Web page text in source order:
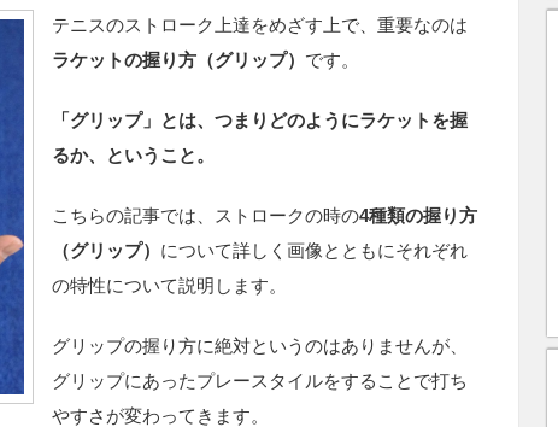
テニスのストローク上達をめざす上で、重要なのは
ラケットの握り方（グリップ） です。
「グリップ」とは、つまりどのようにラケットを握
るか、ということ。
こちらの記事では、ストロークの時の4種類の握り方
（グリップ） について詳しく画像とともにそれぞれ
の特性について説明します。
グリップの握り方に絶対というのはありませんが、
グリップにあったプレースタイルをすることで打ち
やすさが変わってきます。